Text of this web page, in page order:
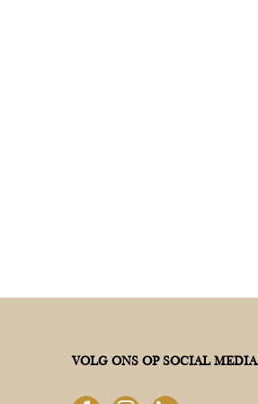
VOLG ONS OP SOCIAL MEDIA